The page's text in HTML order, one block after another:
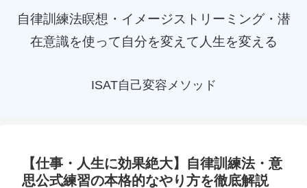
自律訓練法瞑想・イメージストリーミング・潜
在意識を使って自分を変えて人生を変える
ISAT自己変容メソッド
【仕事・人生に効果絶大】自律訓練法・意
思公式練習の本格的なやり方を徹底解説